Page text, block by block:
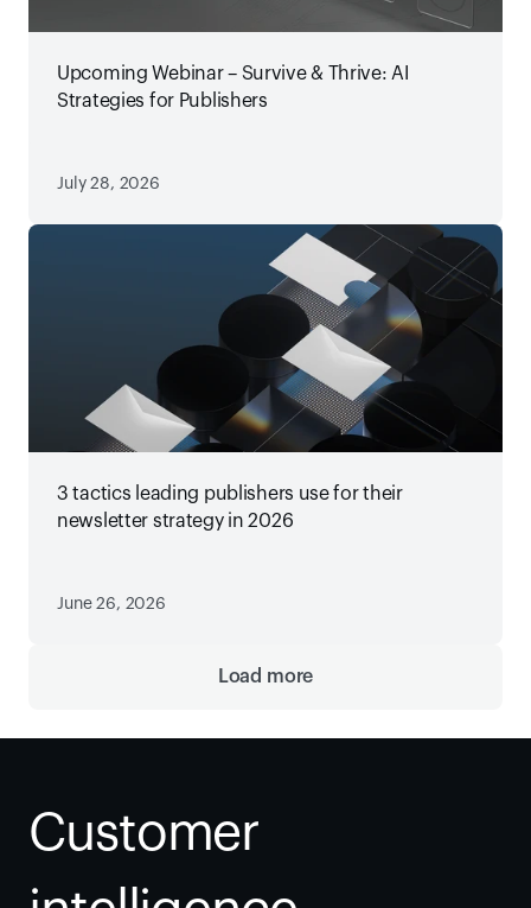
Upcoming Webinar – Survive & Thrive: AI
Strategies for Publishers
July 28, 2026
3 tactics leading publishers use for their
newsletter strategy in 2026
June 26, 2026
Load more
Customer